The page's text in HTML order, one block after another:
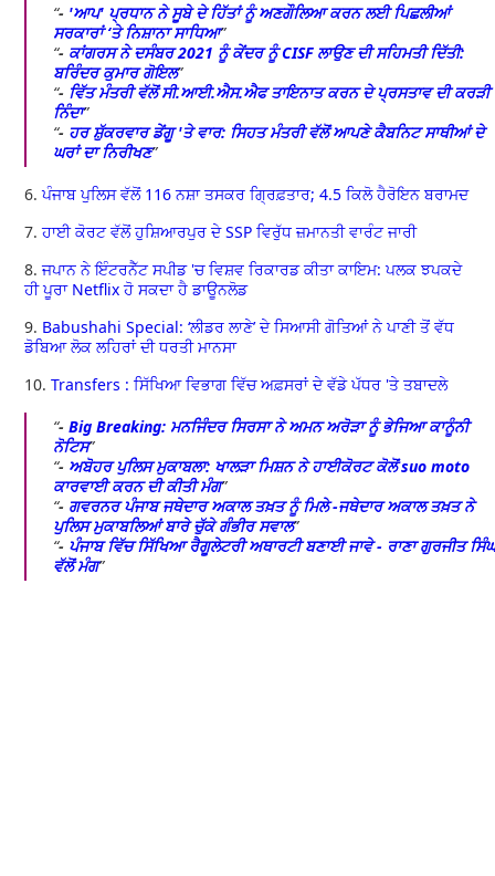
- 'ਆਪ' ਪ੍ਰਧਾਨ ਨੇ ਸੂਬੇ ਦੇ ਹਿੱਤਾਂ ਨੂੰ ਅਣਗੌਲਿਆ ਕਰਨ ਲਈ ਪਿਛਲੀਆਂ
ਸਰਕਾਰਾਂ ‘ਤੇ ਨਿਸ਼ਾਨਾ ਸਾਧਿਆ
- ਕਾਂਗਰਸ ਨੇ ਦਸੰਬਰ 2021 ਨੂੰ ਕੇਂਦਰ ਨੂੰ CISF ਲਾਉਣ ਦੀ ਸਹਿਮਤੀ ਦਿੱਤੀ:
ਬਰਿੰਦਰ ਕੁਮਾਰ ਗੋਇਲ
- ਵਿੱਤ ਮੰਤਰੀ ਵੱਲੋਂ ਸੀ.ਆਈ.ਐਸ.ਐਫ ਤਾਇਨਾਤ ਕਰਨ ਦੇ ਪ੍ਰਸਤਾਵ ਦੀ ਕਰੜੀ
ਨਿੰਦਾ
- ਹਰ ਸ਼ੁੱਕਰਵਾਰ ਡੇਂਗੂ 'ਤੇ ਵਾਰ: ਸਿਹਤ ਮੰਤਰੀ ਵੱਲੋਂ ਆਪਣੇ ਕੈਬਨਿਟ ਸਾਥੀਆਂ ਦੇ
ਘਰਾਂ ਦਾ ਨਿਰੀਖਣ
6.ਪੰਜਾਬ ਪੁਲਿਸ ਵੱਲੋਂ 116 ਨਸ਼ਾ ਤਸਕਰ ਗ੍ਰਿਫ਼ਤਾਰ; 4.5 ਕਿਲੋ ਹੈਰੋਇਨ ਬਰਾਮਦ
7.ਹਾਈ ਕੋਰਟ ਵੱਲੋਂ ਹੁਸ਼ਿਆਰਪੁਰ ਦੇ SSP ਵਿਰੁੱਧ ਜ਼ਮਾਨਤੀ ਵਾਰੰਟ ਜਾਰੀ
8.ਜਪਾਨ ਨੇ ਇੰਟਰਨੈੱਟ ਸਪੀਡ 'ਚ ਵਿਸ਼ਵ ਰਿਕਾਰਡ ਕੀਤਾ ਕਾਇਮ: ਪਲਕ ਝਪਕਦੇ
ਹੀ ਪੂਰਾ Netflix ਹੋ ਸਕਦਾ ਹੈ ਡਾਊਨਲੋਡ
9. Babushahi Special: ‘ਲੀਡਰ ਲਾਣੇ’ ਦੇ ਸਿਆਸੀ ਗੋਤਿਆਂ ਨੇ ਪਾਣੀ ਤੋਂ ਵੱਧ
ਡੋਬਿਆ ਲੋਕ ਲਹਿਰਾਂ ਦੀ ਧਰਤੀ ਮਾਨਸਾ
10.Transfers : ਸਿੱਖਿਆ ਵਿਭਾਗ ਵਿੱਚ ਅਫ਼ਸਰਾਂ ਦੇ ਵੱਡੇ ਪੱਧਰ 'ਤੇ ਤਬਾਦਲੇ
-Big Breaking: ਮਨਜਿੰਦਰ ਸਿਰਸਾ ਨੇ ਅਮਨ ਅਰੋੜਾ ਨੂੰ ਭੇਜਿਆ ਕਾਨੂੰਨੀ
ਨੋਟਿਸ
- ਅਬੋਹਰ ਪੁਲਿਸ ਮੁਕਾਬਲਾ: ਖਾਲੜਾ ਮਿਸ਼ਨ ਨੇ ਹਾਈਕੋਰਟ ਕੋਲੋਂ suo moto
ਕਾਰਵਾਈ ਕਰਨ ਦੀ ਕੀਤੀ ਮੰਗ
- ਗਵਰਨਰ ਪੰਜਾਬ ਜਥੇਦਾਰ ਅਕਾਲ ਤਖ਼ਤ ਨੂੰ ਮਿਲੇ -ਜਥੇਦਾਰ ਅਕਾਲ ਤਖ਼ਤ ਨੇ
ਪੁਲਿਸ ਮੁਕਾਬਲਿਆਂ ਬਾਰੇ ਚੁੱਕੇ ਗੰਭੀਰ ਸਵਾਲ
- ਪੰਜਾਬ ਵਿੱਚ ਸਿੱਖਿਆ ਰੈਗੂਲੇਟਰੀ ਅਥਾਰਟੀ ਬਣਾਈ ਜਾਵੇ - ਰਾਣਾ ਗੁਰਜੀਤ
ਵੱਲੋਂ ਮੰਗ